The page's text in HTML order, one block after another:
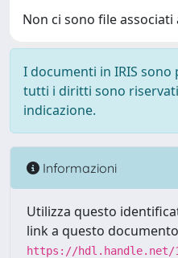
Non ci sono file
I documenti in IRIS
tutti i diritti sono
indicazione.
Informazioni
Utilizza questo
link a questo
https://hdl.handle.net/